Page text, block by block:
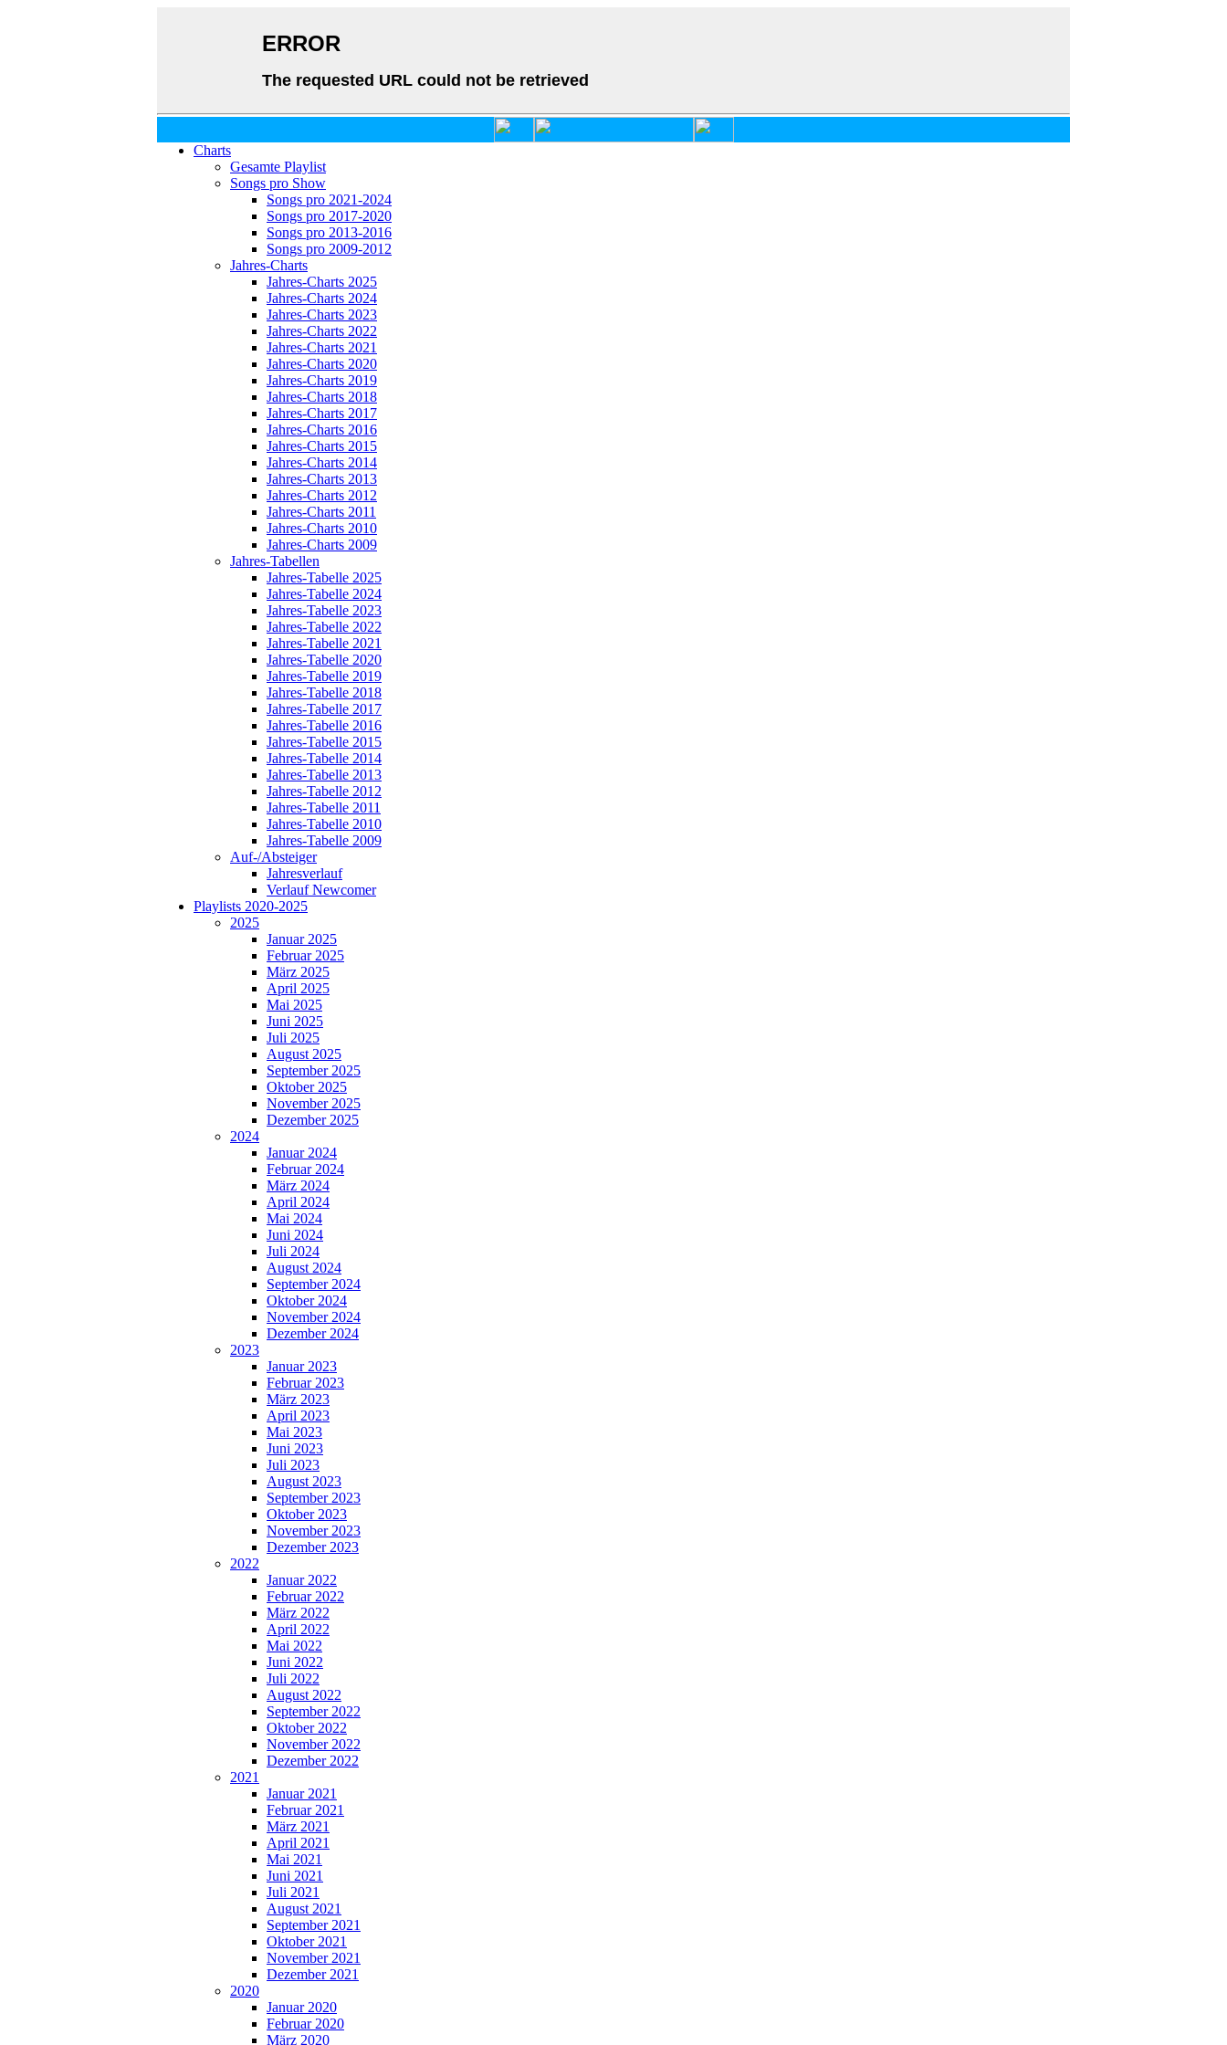
Charts
Gesamte Playlist
Songs pro Show
Songs pro 2021-2024
Songs pro 2017-2020
Songs pro 2013-2016
Songs pro 2009-2012
Jahres-Charts
Jahres-Charts 2025
Jahres-Charts 2024
Jahres-Charts 2023
Jahres-Charts 2022
Jahres-Charts 2021
Jahres-Charts 2020
Jahres-Charts 2019
Jahres-Charts 2018
Jahres-Charts 2017
Jahres-Charts 2016
Jahres-Charts 2015
Jahres-Charts 2014
Jahres-Charts 2013
Jahres-Charts 2012
Jahres-Charts 2011
Jahres-Charts 2010
Jahres-Charts 2009
Jahres-Tabellen
Jahres-Tabelle 2025
Jahres-Tabelle 2024
Jahres-Tabelle 2023
Jahres-Tabelle 2022
Jahres-Tabelle 2021
Jahres-Tabelle 2020
Jahres-Tabelle 2019
Jahres-Tabelle 2018
Jahres-Tabelle 2017
Jahres-Tabelle 2016
Jahres-Tabelle 2015
Jahres-Tabelle 2014
Jahres-Tabelle 2013
Jahres-Tabelle 2012
Jahres-Tabelle 2011
Jahres-Tabelle 2010
Jahres-Tabelle 2009
Auf-/Absteiger
Jahresverlauf
Verlauf Newcomer
Playlists 2020-2025
2025
Januar 2025
Februar 2025
März 2025
April 2025
Mai 2025
Juni 2025
Juli 2025
August 2025
September 2025
Oktober 2025
November 2025
Dezember 2025
2024
Januar 2024
Februar 2024
März 2024
April 2024
Mai 2024
Juni 2024
Juli 2024
August 2024
September 2024
Oktober 2024
November 2024
Dezember 2024
2023
Januar 2023
Februar 2023
März 2023
April 2023
Mai 2023
Juni 2023
Juli 2023
August 2023
September 2023
Oktober 2023
November 2023
Dezember 2023
2022
Januar 2022
Februar 2022
März 2022
April 2022
Mai 2022
Juni 2022
Juli 2022
August 2022
September 2022
Oktober 2022
November 2022
Dezember 2022
2021
Januar 2021
Februar 2021
März 2021
April 2021
Mai 2021
Juni 2021
Juli 2021
August 2021
September 2021
Oktober 2021
November 2021
Dezember 2021
2020
Januar 2020
Februar 2020
März 2020